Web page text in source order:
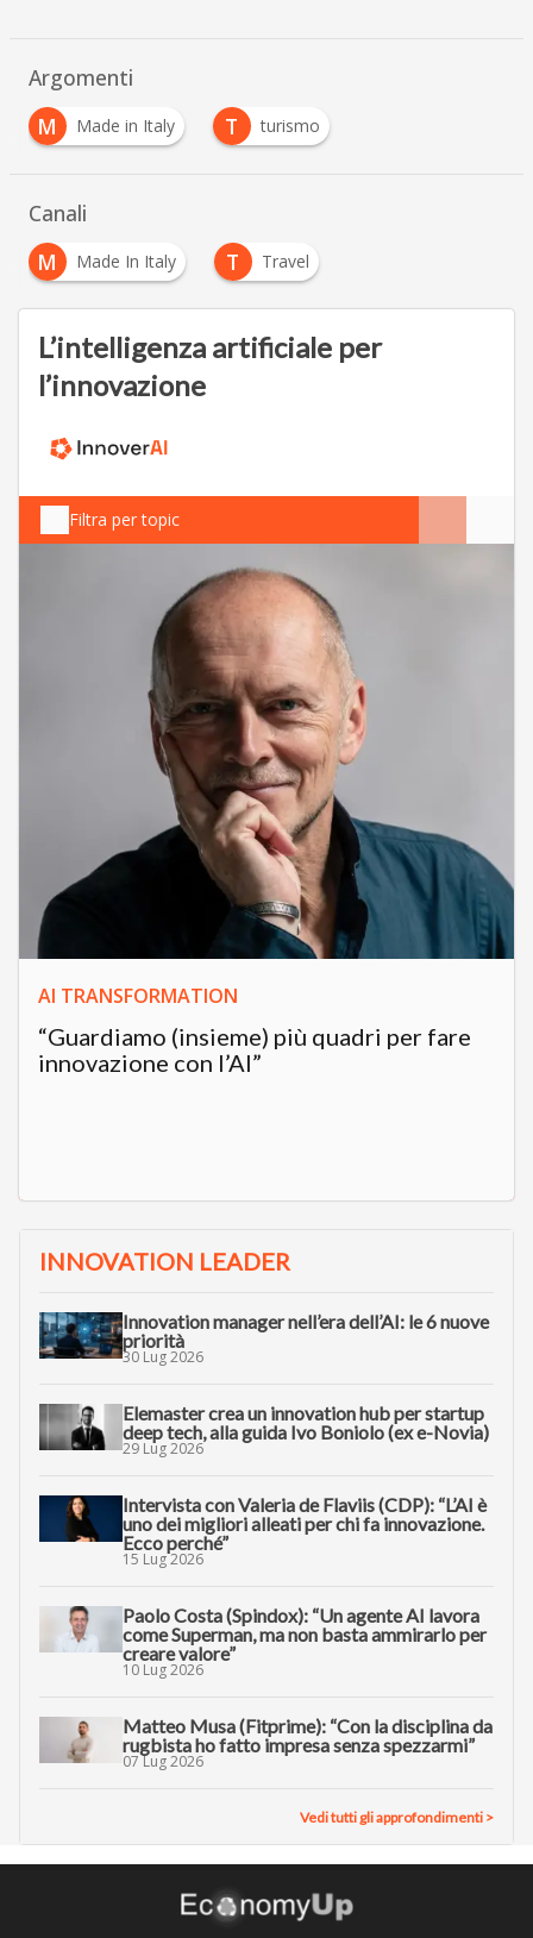
Argomenti
M
Made in Italy T turismo
Canali
M
Made In Italy T Travel
L’intelligenza artificiale per
l’innovazione
Filtra per topic
AI TRANSFORMATION
“Guardiamo (insieme) più quadri per fare
innovazione con l’AI”
INNOVATION LEADER
Innovation manager nell’era dell’AI: le 6 nuove
priorità
30 Lug 2026
Elemaster crea un innovation hub per startup
deep tech, alla guida Ivo Boniolo (ex e-Novia)
29 Lug 2026
Intervista con Valeria de Flaviis (CDP): “L’AI è
uno dei migliori alleati per chi fa innovazione.
Ecco perché”
15 Lug 2026
Paolo Costa (Spindox): “Un agente AI lavora
come Superman, ma non basta ammirarlo per
creare valore”
10 Lug 2026
Matteo Musa (Fitprime): “Con la disciplina da
rugbista ho fatto impresa senza spezzarmi”
07 Lug 2026
Vedi tutti gli approfondimenti >